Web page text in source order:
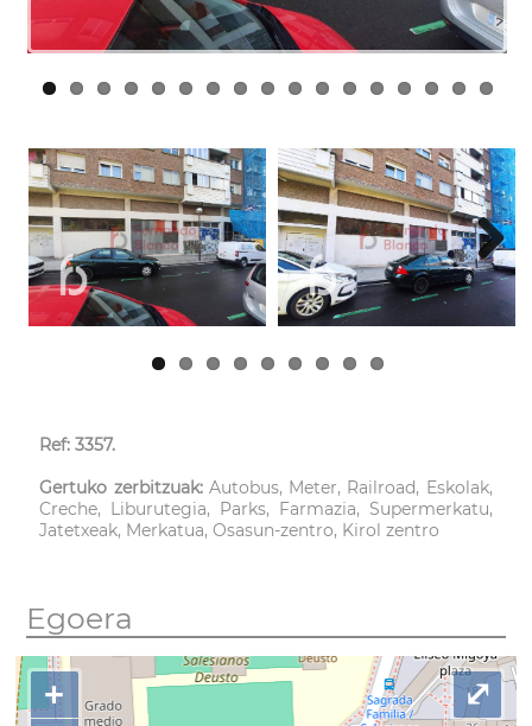
Next
Ref: 3357.
Gertuko zerbitzuak:Autobus, Meter, Railroad, Eskolak,
Creche, Liburutegia, Parks, Farmazia, Supermerkatu,
Jatetxeak, Merkatua, Osasun-zentro, Kirol zentro
Egoera
+
⤢